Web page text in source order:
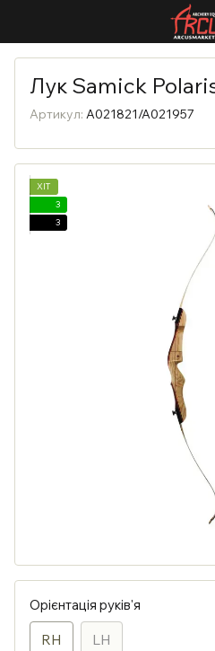
Лук Samick
Артикул: A021821/A021957
ХІТ
3
3
Орієнтація руків'я
RH LH